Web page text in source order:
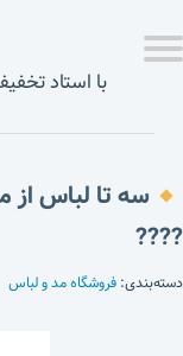
با استاد
سه تا لباس از
????
دسته‌بندی: فروشگاه مد و لباس